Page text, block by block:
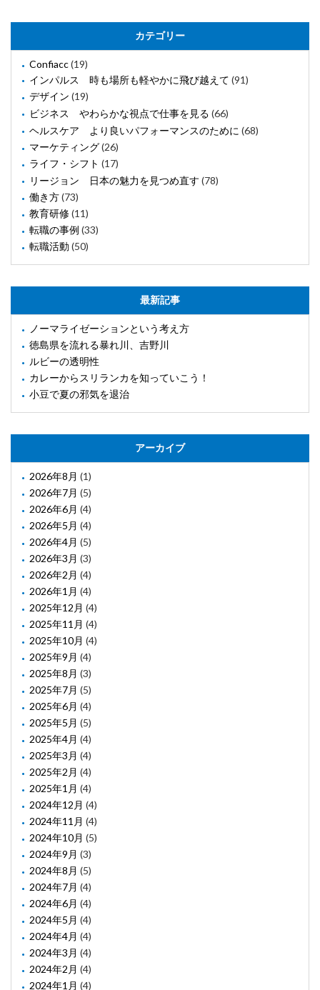
カテゴリー
Confiacc(19)
インパルス 時も場所も軽やかに飛び越えて (91)
デザイン (19)
ビジネス やわらかな視点で仕事を見る (66)
ヘルスケア より良いパフォーマンスのために (68)
マーケティング(26)
ライフ・シフト (17)
リージョン 日本の魅力を見つめ直す (78)
働き方(73)
教育研修(11)
転職の事例 (33)
転職活動 (50)
最新記事
ノーマライゼーションという考え方
徳島県を流れる暴れ川、吉野川
ルビーの透明性
カレーからスリランカを知っていこう！
小豆で夏の邪気を退治
アーカイブ
2026年8月 (1)
2026年7月 (5)
2026年6月 (4)
2026年5月 (4)
2026年4月 (5)
2026年3月 (3)
2026年2月 (4)
2026年1月 (4)
2025年12月 (4)
2025年11月 (4)
2025年10月 (4)
2025年9月 (4)
2025年8月 (3)
2025年7月 (5)
2025年6月 (4)
2025年5月 (5)
2025年4月 (4)
2025年3月 (4)
2025年2月 (4)
2025年1月 (4)
2024年12月 (4)
2024年11月 (4)
2024年10月 (5)
2024年9月 (3)
2024年8月 (5)
2024年7月 (4)
2024年6月 (4)
2024年5月 (4)
2024年4月 (4)
2024年3月 (4)
2024年2月 (4)
2024年1月 (4)